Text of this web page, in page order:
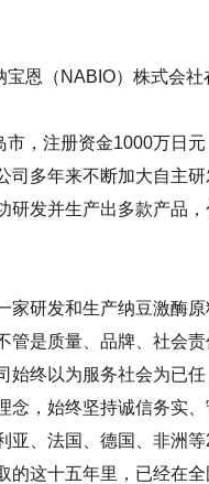
宝恩（NABIO）株式会社
市，注册资金1000万日元
司多年来不断加大自主
发并生产出多款产品，
家研发和生产纳豆激酶
管是质量、品牌、社会
终以为服务社会为已任
念，始终坚持诚信务实
亚、法国、德国、非洲
的这十五年里，已经在